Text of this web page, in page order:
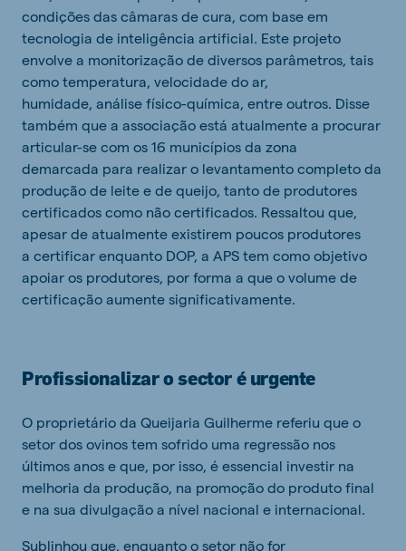
condições das câmaras de cura, com base em
tecnologia de inteligência artificial. Este projeto
envolve a monitorização de diversos parâmetros, tais
como temperatura, velocidade do ar,
humidade, análise físico-química, entre outros. Disse
também que a associação está atualmente a procurar
articular-se com os 16 municípios da zona
demarcada para realizar o levantamento completo da
produção de leite e de queijo, tanto de produtores
certificados como não certificados. Ressaltou que,
apesar de atualmente existirem poucos produtores
a certificar enquanto DOP, a APS tem como objetivo
apoiar os produtores, por forma a que o volume de
certificação aumente significativamente.
Profissionalizar o sector é urgente
O proprietário da Queijaria Guilherme referiu que o
setor dos ovinos tem sofrido uma regressão nos
últimos anos e que, por isso, é essencial investir na
melhoria da produção, na promoção do produto final
e na sua divulgação a nível nacional e internacional.
Sublinhou que, enquanto o setor não for